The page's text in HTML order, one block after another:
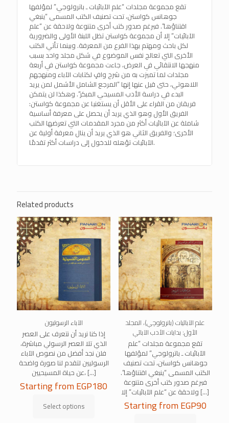
تقع مجموعة مجلدات “علم الآبائيات ـ باترولوجي” لمؤلفها
جوهانس كواستن، تحت تصنيف الكتب المسمى “ينبغي
اقتناؤها”. فبرغم صدور كتب أخرى متنوعة ولاحقة عن “علم
الآبائيات” إلا أن مجموعة كواستن تظل اللبنة الأولى والضرورية
لكل باحث ومهتم بهذا الفرع من المعرفة. وبينما تأتي الكتب
الأخرى التي تعالج نفس الموضوع في شكل مجلد واحد بسبب
منهجها الانتقائي في العرض، جاءت مجموعة كواستن في أربعة
مجلدات لما تميزت به من شرح وافٍ لكتابات الآباء ومنهجهم
اللاهوتي، حتى قيل عنها إنها “المرجع الشامل الأشمل لمن يريد
البدء في دراسة الأدب المسيحي المبكر”. وهكذا لن يتمكن
فريقان من القراء على الأقل أن يستغنيا عن مجموعة كواستن:
الفريق الأول وهو الذي يريد أن يحصل على معرفة أساسية
شاملة عن الآبائيات أكثر من مجرد المقدمات التي تعرضها الكتب
الأخرى؛ والفريق الثاني هو الذي يريد أن ينال معرفة أولية عن
الآبائيات تؤهله للدخول إلى دراسات أكثر تقدمًا.
Related products
الآباء الرسوليون
إذا كنا نريد أن نتعرف على العصر
الذي تلا العصر الرسولي مباشرة،
فلن نجد أفضل من نصوص الآباء
الرسوليين لتقدم لنا صورة واضحة
عن حياة المسيحيين،[…]
Starting fromEGP180
Select options
This
علم الآبائيات (باترولوچي)، المجلد
الأول: بدايات الأدب الآبائي
تقع مجموعة مجلدات “علم
الآبائيات ـ باترولوجي” لمؤلفها
جوهانس كواستن، تحت تصنيف
الكتب المسمى “ينبغي اقتناؤها”.
فبرغم صدور كتب أخرى متنوعة
ولاحقة عن “علم الآبائيات” إلا […]
Starting fromEGP90